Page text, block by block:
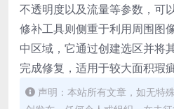
不透明度以及流量等参数，可
修补工具则侧重于利用周围图
中区域，它通过创建选区并将
完成修复，适用于较大面积瑕
声明：本站所有文章，如无特